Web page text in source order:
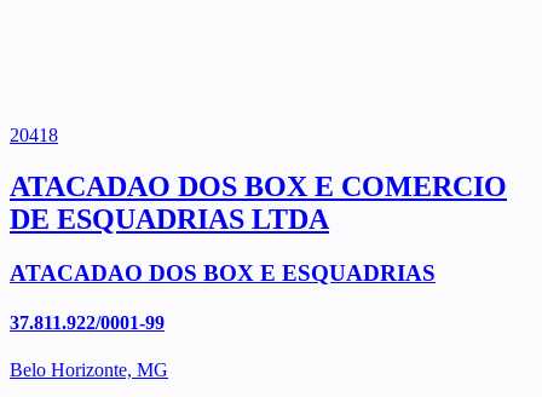
20418
ATACADAO DOS BOX E COMERCIO
DE ESQUADRIAS LTDA
ATACADAO DOS BOX E ESQUADRIAS
37.811.922/0001-99
Belo Horizonte, MG